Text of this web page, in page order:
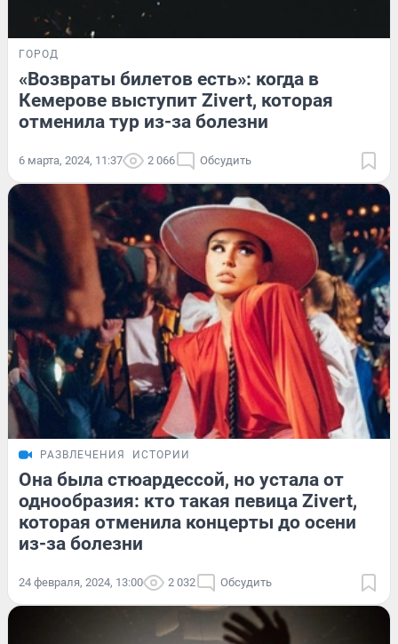
ГОРОД
«Возвраты билетов есть»: когда в
Кемерове выступит Zivert, которая
отменила тур из-за болезни
6 марта, 2024, 11:37 2 066 Обсудить
РАЗВЛЕЧЕНИЯ ИСТОРИИ
Она была стюардессой, но устала от
однообразия: кто такая певица Zivert,
которая отменила концерты до осени
из-за болезни
24 февраля, 2024, 13:00 2 032 Обсудить